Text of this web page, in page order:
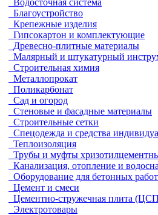
Водосточная система
Благоустройство
Крепежные изделия
Гипсокартон и комплектующие
Древесно-плитные материалы
Малярный и штукатурный
Строительная химия
Металлопрокат
Поликарбонат
Сад и огород
Стеновые и фасадные материалы
Строительные сетки
Спецодежда и средства
Теплоизоляция
Трубы и муфты
Канализация, отопление и
Оборудование для бетонных работ
Цемент и смеси
Цементно-стружечная плита
Электротовары